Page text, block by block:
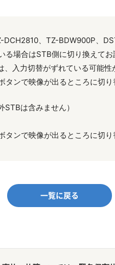
、TZ-BDW900P、
場合はSTB側に切り換えてお
入力切替がずれている可能性
ンで映像が出るところに切り
は含みません）
ンで映像が出るところに切り
一覧に戻る